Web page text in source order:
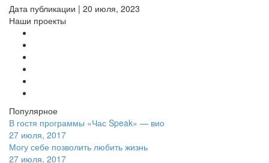
Дата публикации | 20 июля, 2023
Наши проекты
Популярное
В гостя программы «Час Speak» — вио
27 июля, 2017
Могу себе позволить любить жизнь
27 июля, 2017